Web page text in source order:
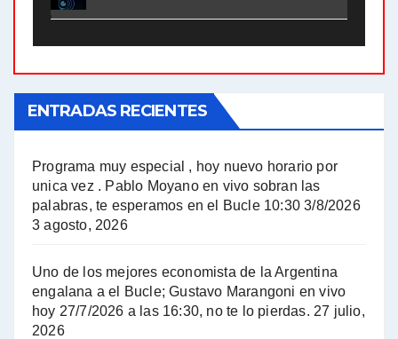
El Bucle News en Radio Gráfica. Bloque 2 . 21.04.24 - Jorge Gres
A mayor poder al empresariado le cuesta encontrar resistencia - Jose Urtubey con Jorge Gres
Hugo Yasky : Día de la Militancia - Hugo Yasky con Jorge Gres
ENTRADAS RECIENTES
Programa muy especial , hoy nuevo horario por
unica vez . Pablo Moyano en vivo sobran las
palabras, te esperamos en el Bucle 10:30 3/8/2026
3 agosto, 2026
Uno de los mejores economista de la Argentina
engalana a el Bucle; Gustavo Marangoni en vivo
hoy 27/7/2026 a las 16:30, no te lo pierdas. 27 julio,
2026